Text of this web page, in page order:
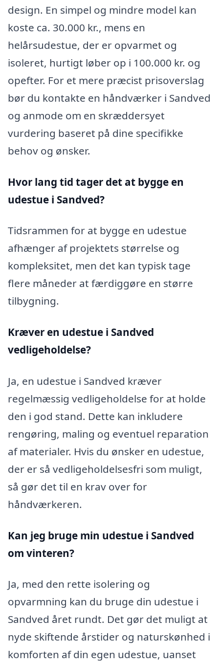
design. En simpel og mindre model kan
koste ca. 30.000 kr., mens en
helårsudestue, der er opvarmet og
isoleret, hurtigt løber op i 100.000 kr. og
opefter. For et mere præcist prisoverslag
bør du kontakte en håndværker i Sandved
og anmode om en skræddersyet
vurdering baseret på dine specifikke
behov og ønsker.
Hvor lang tid tager det at bygge en
udestue i Sandved?
Tidsrammen for at bygge en udestue
afhænger af projektets størrelse og
kompleksitet, men det kan typisk tage
flere måneder at færdiggøre en større
tilbygning.
Kræver en udestue i Sandved
vedligeholdelse?
Ja, en udestue i Sandved kræver
regelmæssig vedligeholdelse for at holde
den i god stand. Dette kan inkludere
rengøring, maling og eventuel reparation
af materialer. Hvis du ønsker en udestue,
der er så vedligeholdelsesfri som muligt,
så gør det til en krav over for
håndværkeren.
Kan jeg bruge min udestue i Sandved
om vinteren?
Ja, med den rette isolering og
opvarmning kan du bruge din udestue i
Sandved året rundt. Det gør det muligt at
nyde skiftende årstider og naturskønhed i
komforten af din egen udestue, uanset